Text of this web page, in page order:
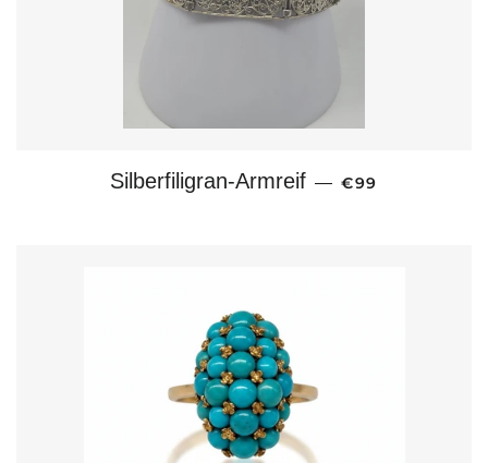
Silberfiligran-Armreif — NORMALER
€99